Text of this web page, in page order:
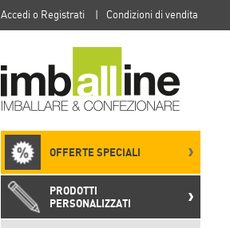
Accedi o Registrati | Condizioni di vendita
OFFERTE SPECIALI
PRODOTTI
PERSONALIZZATI